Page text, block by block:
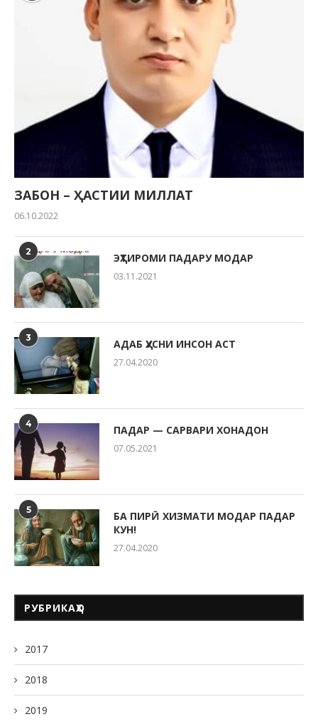
ЗАБОН – ҲАСТИИ МИЛЛАТ
06.10.2022
2 ЭҲТИРОМИ ПАДАРУ МОДАР
03.11.2021
3 АДАБ ҲУСНИ ИНСОН АСТ
27.04.2020
4 ПАДАР — САРВАРИ ХОНАДОН
07.05.2021
5
БА ПИРӢ ХИЗМАТИ МОДАР ПАДАР
КУН!
27.04.2020
РУБРИКАҲО
2017
2018
2019